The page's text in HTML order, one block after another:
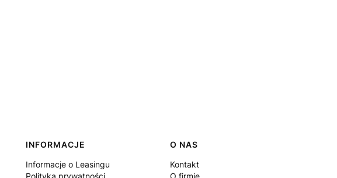
INFORMACJE
Informacje o Leasingu
Polityka prywatności
O NAS
Kontakt
O firmie